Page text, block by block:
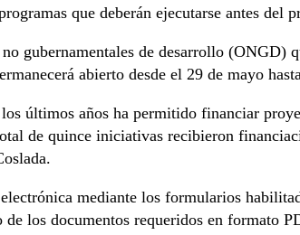
que deberán ejecutarse antes del
gubernamentales de desarrollo (ONGD)
abierto desde el 29 de mayo
últimos años ha permitido financiar
de quince iniciativas recibieron
mediante los formularios
los documentos requeridos en formato